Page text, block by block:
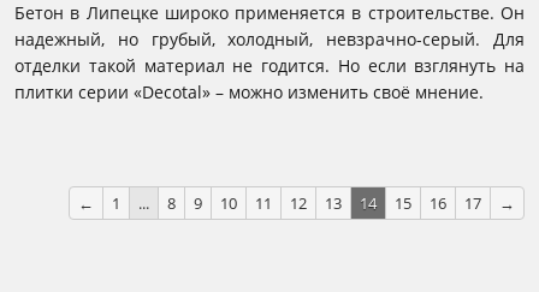
Бетон в Липецке широко применяется в строительстве. Он
надежный, но грубый, холодный, невзрачно-серый. Для
отделки такой материал не годится. Но если взглянуть на
плитки серии «Decotal» – можно изменить своё мнение.
← 1 ... 8 9 10 11 12 13 14 15 16 17 →